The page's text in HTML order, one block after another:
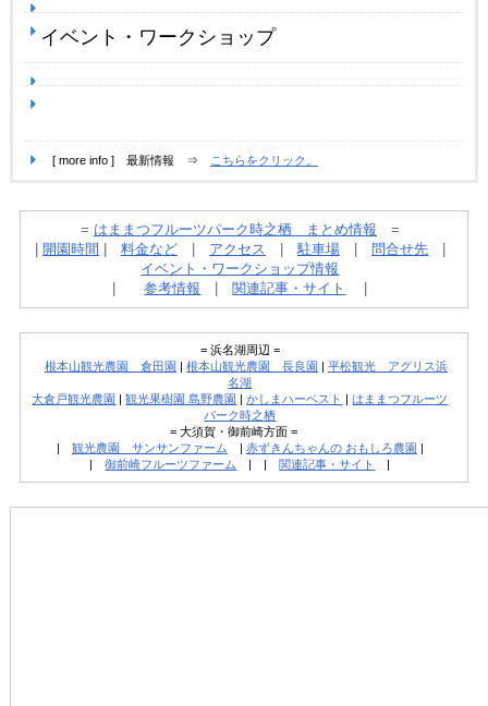
イベント・ワークショップ
[ more info ] 最新情報 ⇒ こちらをクリック。
= はままつフルーツパーク時之栖 まとめ情報 =
開園時間 料金など| アクセス |駐車場| 問合せ先|
イベント・ワークショップ情報
|参考情報 関連記事・サイト
= 浜名湖周辺 =
根本山観光農園 倉田園
根本山観光農園 長良園
平松観光 アグリス浜
名湖
大倉戸観光農園
|観光果樹園 島野農園 |かしまハーベスト |はままつフルーツ
パーク時之栖
= 大須賀・御前崎方面 =
観光農園 サンサンファーム 赤ずきんちゃんの おもしろ農園
|御前崎フルーツファーム 関連記事・サイト